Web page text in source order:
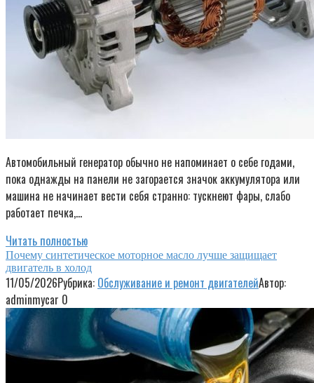
Автомобильный генератор обычно не напоминает о себе годами,
пока однажды на панели не загорается значок аккумулятора или
машина не начинает вести себя странно: тускнеют фары, слабо
работает печка,…
Читать полностью
Почему синтетическое моторное масло лучше защищает
двигатель в холод
11/05/2026Рубрика: Обслуживание и ремонт двигателейАвтор:
adminmycar 0